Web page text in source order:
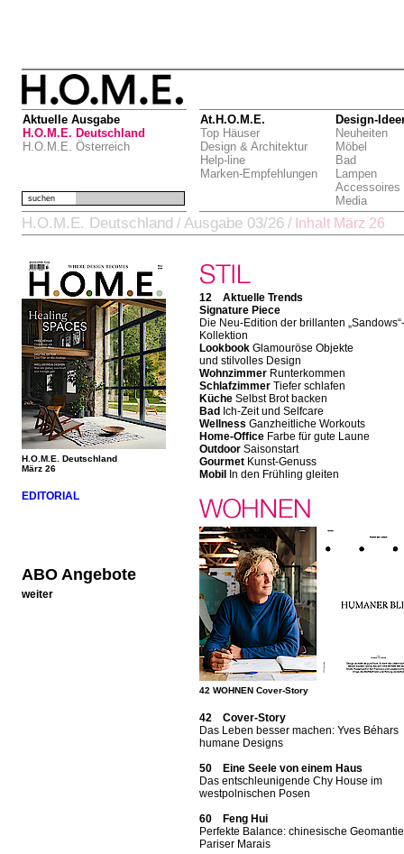
Aktuelle Ausgabe
H.O.M.E. Deutschland
H.O.M.E. Österreich
At.H.O.M.E.
Top Häuser
Design & Architektur
Help-line
Marken-Empfehlungen
Design-
Neuheiten
Möbel
Bad
Lampen
Accessoires
Media
suchen
H.O.M.E. Deutschland / Ausgabe 03/26 / Inhalt März 26
H.O.M.E. Deutschland
März 26
EDITORIAL
ABO Angebote
weiter
12 Aktuelle Trends
Signature Piece
Die Neu-Edition der brillanten „Sandows“-
Kollektion
Lookbook Glamouröse Objekte
und stilvolles Design
Wohnzimmer Runterkommen
Schlafzimmer Tiefer schlafen
Küche Selbst Brot backen
Bad Ich-Zeit und Selfcare
Wellness Ganzheitliche Workouts
Home-Office Farbe für gute Laune
Outdoor Saisonstart
Gourmet Kunst-Genuss
Mobil
In den Frühling gleiten
42 WOHNEN Cover-Story
42 Cover-Story
Das Leben besser machen: Yves Béhars
humane Designs
50 Eine Seele von einem Haus
Das entschleunigende Chy House im
westpolnischen Posen
60 Feng Hui
Perfekte Balance: chinesische
Pariser Marais